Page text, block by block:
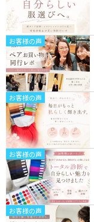
お客様の声
お客様の声
お客様の声
お客様の声